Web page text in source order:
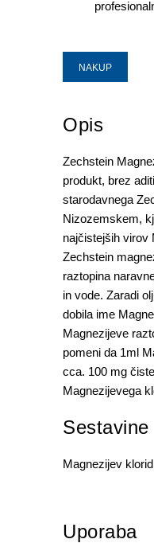
NAKUP
Opis
Zechstein
produkt, brez
starodavnega
Nizozemskem,
najčistejših virov
Zechstein
raztopina
in vode. Zaradi
dobila ime
Magnezijeve
pomeni da 1ml
cca. 100 mg
Magnezijevega
Sestavine
Magnezijev
Uporaba